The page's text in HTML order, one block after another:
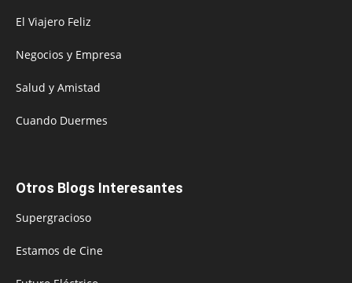
El Viajero Feliz
Negocios y Empresa
Salud y Amistad
Cuando Duermes
Otros Blogs Interesantes
Supergracioso
Estamos de Cine